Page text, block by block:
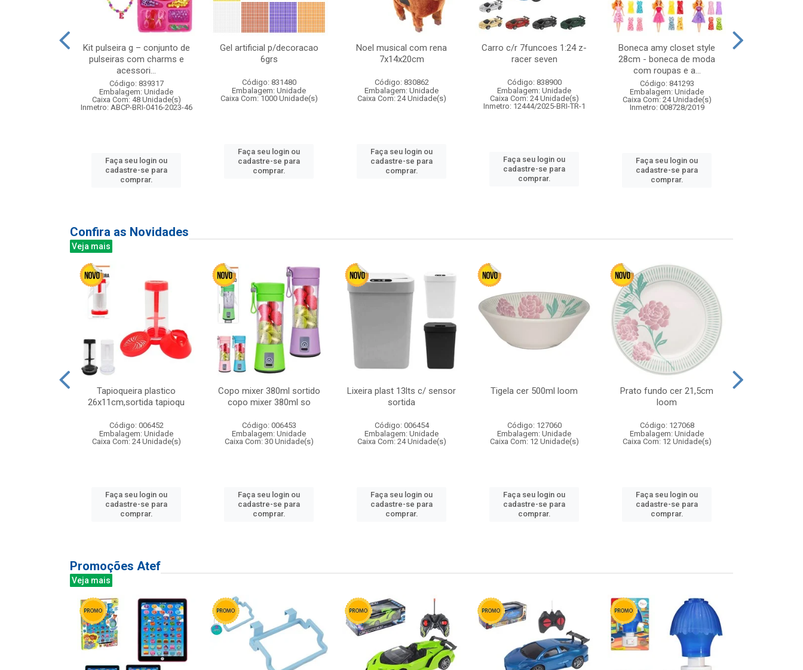
Kit pulseira g – conjunto de
pulseiras com charms e
acessori...
Código: 839317
Embalagem: Unidade
Caixa Com: 48 Unidade(s)
Inmetro: ABCP-BRI-0416-2023-46
Faça seu login ou
cadastre-se para
comprar.
Gel artificial p/decoracao
6grs
Código: 831480
Embalagem: Unidade
Caixa Com: 1000 Unidade(s)
Faça seu login ou
cadastre-se para
comprar.
Noel musical com rena
7x14x20cm
Código: 830862
Embalagem: Unidade
Caixa Com: 24 Unidade(s)
Faça seu login ou
cadastre-se para
comprar.
Carro c/r 7funcoes 1:24 z-
racer seven
Código: 838900
Embalagem: Unidade
Caixa Com: 24 Unidade(s)
Inmetro: 12444/2025-BRI-TR-1
Faça seu login ou
cadastre-se para
comprar.
Boneca amy closet style
28cm - boneca de moda
com roupas e a...
Código: 841293
Embalagem: Unidade
Caixa Com: 24 Unidade(s)
Inmetro: 008728/2019
Faça seu login ou
cadastre-se para
comprar.
Confira as Novidades
Veja mais
Tapioqueira plastico
26x11cm,sortida tapioqu
Código: 006452
Embalagem: Unidade
Caixa Com: 24 Unidade(s)
Faça seu login ou
cadastre-se para
comprar.
Copo mixer 380ml sortido
copo mixer 380ml so
Código: 006453
Embalagem: Unidade
Caixa Com: 30 Unidade(s)
Faça seu login ou
cadastre-se para
comprar.
Lixeira plast 13lts c/ sensor
sortida
Código: 006454
Embalagem: Unidade
Caixa Com: 24 Unidade(s)
Faça seu login ou
cadastre-se para
comprar.
Tigela cer 500ml loom
Código: 127060
Embalagem: Unidade
Caixa Com: 12 Unidade(s)
Faça seu login ou
cadastre-se para
comprar.
Prato fundo cer 21,5cm
loom
Código: 127068
Embalagem: Unidade
Caixa Com: 12 Unidade(s)
Faça seu login ou
cadastre-se para
comprar.
Promoções Atef
Veja mais